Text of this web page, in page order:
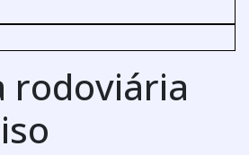
rodoviária